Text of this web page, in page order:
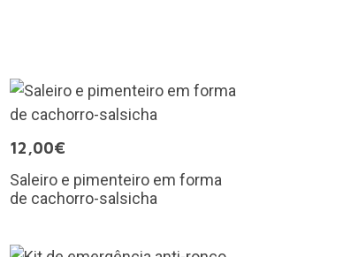
12,00€
Saleiro e pimenteiro em forma
de cachorro-salsicha